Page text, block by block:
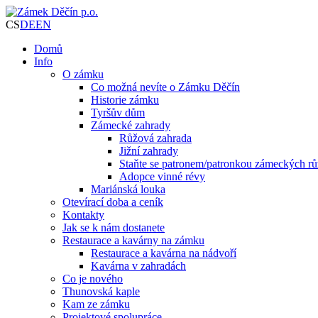
CSDEEN
Domů
Info
O zámku
Co možná nevíte o Zámku Děčín
Historie zámku
Tyršův dům
Zámecké zahrady
Růžová zahrada
Jižní zahrady
Staňte se patronem/patronkou zámeckých
Adopce vinné révy
Mariánská louka
Otevírací doba a ceník
Kontakty
Jak se k nám dostanete
Restaurace a kavárny na zámku
Restaurace a kavárna na nádvoří
Kavárna v zahradách
Co je nového
Thunovská kaple
Kam ze zámku